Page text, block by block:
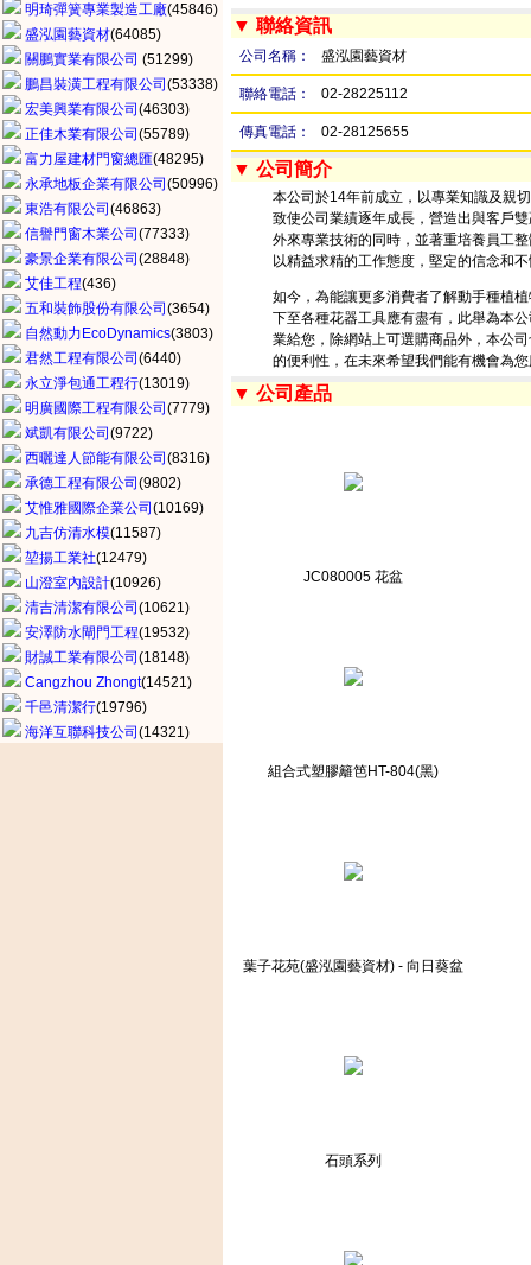
明琦彈簧專業製造工廠(45846)
盛泓園藝資材(64085)
關鵬實業有限公司 (51299)
鵬昌裝潢工程有限公司 (53338)
宏美興業有限公司 (46303)
正佳木業有限公司 (55789)
富力屋建材門窗總匯(48295)
永承地板企業有限公司 (50996)
東浩有限公司 (46863)
信譽門窗木業公司 (77333)
豪景企業有限公司 (28848)
艾佳工程(436)
五和裝飾股份有限公司 (3654)
自然動力EcoDynamics(3803)
君然工程有限公司 (6440)
永立淨包通工程行(13019)
明廣國際工程有限公司 (7779)
斌凱有限公司 (9722)
西曬達人節能有限公司 (8316)
承德工程有限公司 (9802)
艾惟雅國際企業公司 (10169)
九吉仿清水模(11587)
堃揚工業社(12479)
山澄室內設計(10926)
清吉清潔有限公司 (10621)
安澤防水閘門工程(19532)
財誠工業有限公司 (18148)
Cangzhou Zhongt(14521)
千邑清潔行(19796)
海洋互聯科技公司 (14321)
▼ 聯絡資訊
公司名稱： 盛泓園藝資材
聯絡電話： 02-28225112
傳真電話： 02-28125655
▼ 公司簡介
本公司於14年前成立，以專業知識及親
致使公司業績逐年成長，營造出與客戶
外來專業技術的同時，並著重培養員工
以精益求精的工作態度，堅定的信念和
如今，為能讓更多消費者了解動手種植
下至各種花器工具應有盡有，此舉為本
業給您，除網站上可選購商品外，本公
的便利性，在未來希望我們能有機會為
▼ 公司產品
JC080005 花盆
組合式塑膠籬笆HT-804(黑)
葉子花苑(盛泓園藝資材) - 向日葵盆
石頭系列